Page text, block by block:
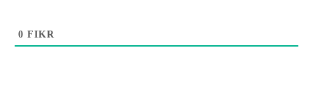
0 FIKR